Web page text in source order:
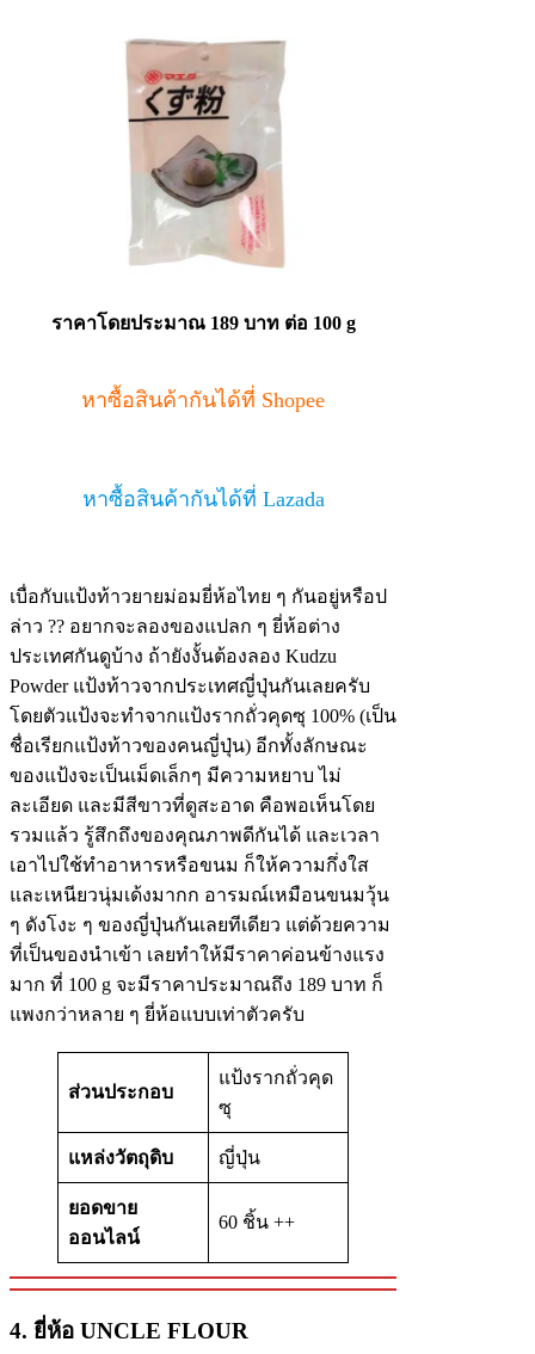
ราคาโดยประมาณ 189 บาท ต่อ 100 g
หาซื้อสินค้ากันได้ที่ Shopee
หาซื้อสินค้ากันได้ที่ Lazada
เบื่อกับแป้งท้าวยายม่อมยี่ห้อไทย ๆ กันอยู่หรือป
ล่าว ?? อยากจะลองของแปลก ๆ ยี่ห้อต่าง
ประเทศกันดูบ้าง ถ้ายังงั้นต้องลอง Kudzu
Powder แป้งท้าวจากประเทศญี่ปุ่นกันเลยครับ
โดยตัวแป้งจะทำจากแป้งรากถั่วคุดซุ 100% (เป็น
ชื่อเรียกแป้งท้าวของคนญี่ปุ่น) อีกทั้งลักษณะ
ของแป้งจะเป็นเม็ดเล็กๆ มีความหยาบ ไม่
ละเอียด และมีสีขาวที่ดูสะอาด คือพอเห็นโดย
รวมแล้ว รู้สึกถึงของคุณภาพดีกันได้ และเวลา
เอาไปใช้ทำอาหารหรือขนม ก็ให้ความกึ่งใส
และเหนียวนุ่มเด้งมากก อารมณ์เหมือนขนมวุ้น
ๆ ดังโงะ ๆ ของญี่ปุ่นกันเลยทีเดียว แต่ด้วยความ
ที่เป็นของนำเข้า เลยทำให้มีราคาค่อนข้างแรง
มาก ที่ 100 g จะมีราคาประมาณถึง 189 บาท ก็
แพงกว่าหลาย ๆ ยี่ห้อแบบเท่าตัวครับ
ส่วนประกอบ
แป้งรากถั่วคุด
ซุ
แหล่งวัตถุดิบ ญี่ปุ่น
ยอดขาย
ออนไลน์
60 ชิ้น ++
4. ยี่ห้อ UNCLE FLOUR